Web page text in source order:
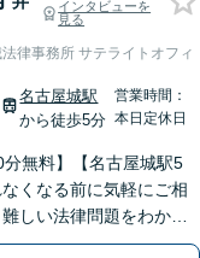
インタビューを
見る
律事務所 サテライトオフィ
名古屋城駅
から徒歩5分
営業時間：
本日定休日
分無料】【名古屋城駅5
くなる前に気軽にご相
しい法律問題をわかり
説明します。相続・交